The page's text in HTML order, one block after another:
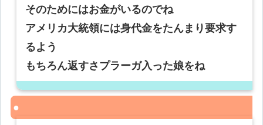
そのためにはお金がいるのでね
アメリカ大統領には身代金をたんまり要求す
るよう
もちろん返すさプラーガ入った娘をね